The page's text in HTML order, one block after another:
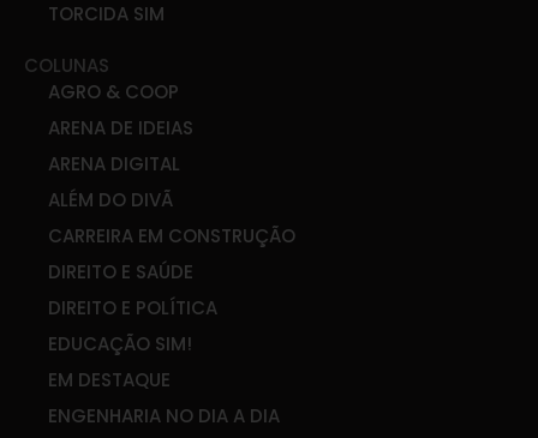
TORCIDA SIM
COLUNAS
AGRO & COOP
ARENA DE IDEIAS
ARENA DIGITAL
ALÉM DO DIVÃ
CARREIRA EM CONSTRUÇÃO
DIREITO E SAÚDE
DIREITO E POLÍTICA
EDUCAÇÃO SIM!
EM DESTAQUE
ENGENHARIA NO DIA A DIA